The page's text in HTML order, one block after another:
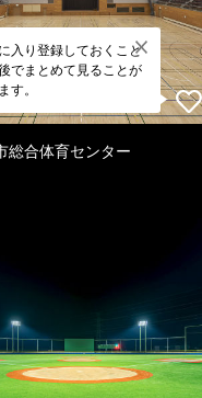
入り登録しておくこと
でまとめて見ることが
す。
総合体育センター